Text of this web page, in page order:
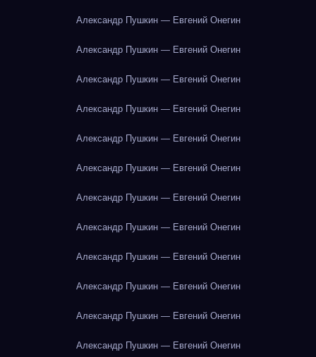
Александр Пушкин — Евгений Онегин
Александр Пушкин — Евгений Онегин
Александр Пушкин — Евгений Онегин
Александр Пушкин — Евгений Онегин
Александр Пушкин — Евгений Онегин
Александр Пушкин — Евгений Онегин
Александр Пушкин — Евгений Онегин
Александр Пушкин — Евгений Онегин
Александр Пушкин — Евгений Онегин
Александр Пушкин — Евгений Онегин
Александр Пушкин — Евгений Онегин
Александр Пушкин — Евгений Онегин